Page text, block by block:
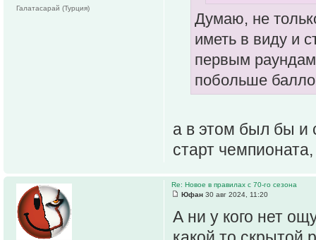
Думаю, не
иметь в виду и
первым раундам
побольше
а в этом был бы и
старт
Галатасарай (Турция)
Re: Новое в правилах с 70-го сезона
Юфан 30 авг 2024, 11:20
А ни у кого нет